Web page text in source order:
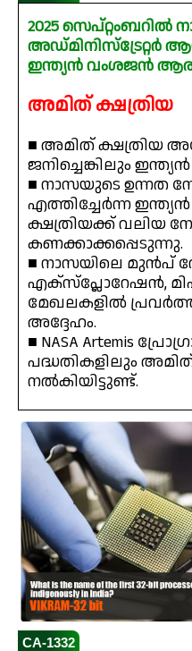
2025
അഡ്മിനിസ്ട്രേറ്റർ
ഇന്ത്യൻ വംശജൻ
അമിത് ക്ഷത്രിയ
■ അമിത് ക്ഷത്രിയ
ജനിച്ചെങ്കിലും
■ നാസയുടെ ഉന്നത
എത്തിച്ചേർന്ന
ക്ഷത്രിയക്ക് വലിയ
കണക്കാക്കപ്പെടുന്നു.
■ നാസയിലെ മുൻപ്
എക്സ്പ്ലോറേഷൻ,
മേഖലകളിൽ
അദ്ദേഹം.
■ NASA Artemis
പദ്ധതികളിലും
നൽകിയിട്ടുണ്ട്.
CA-1332